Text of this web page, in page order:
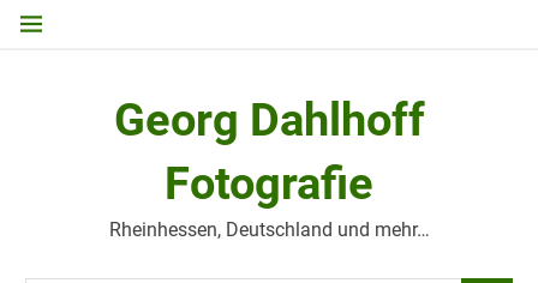
Zum
Georg Dahlhoff
Fotografie
Rheinhessen, Deutschland und mehr…